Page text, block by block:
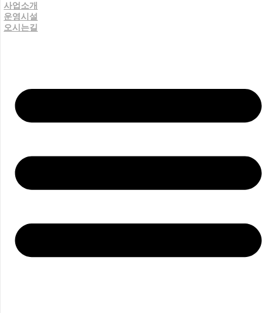
사업소개
운영시설
오시는길